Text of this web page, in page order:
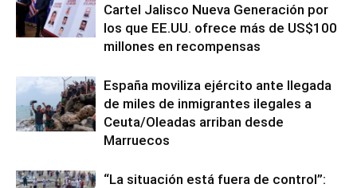
Cartel Jalisco Nueva Generación por
los que EE.UU. ofrece más de US$100
millones en recompensas
España moviliza ejército ante llegada
de miles de inmigrantes ilegales a
Ceuta/Oleadas arriban desde
Marruecos
“La situación está fuera de control”: